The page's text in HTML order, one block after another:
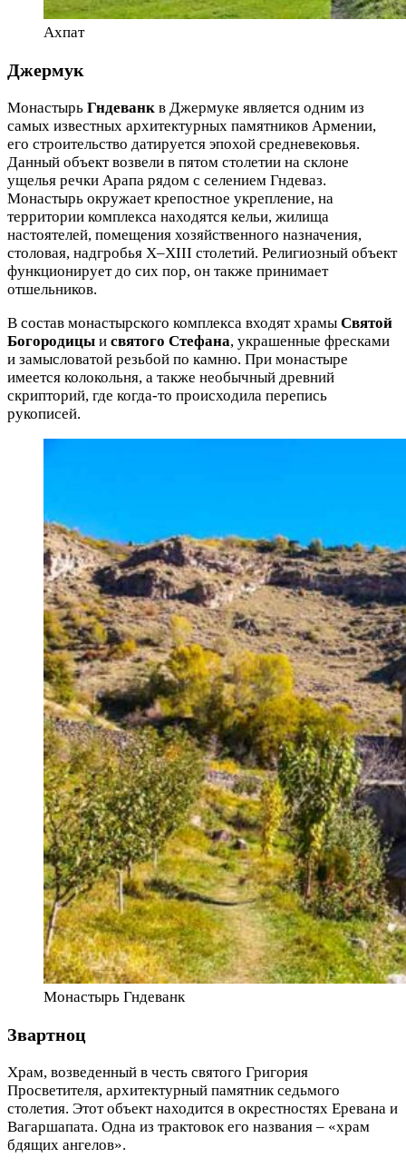
Ахпат
Джермук
Монастырь Гндеванк в Джермуке является одним из
самых известных архитектурных памятников Армении,
его строительство датируется эпохой средневековья.
Данный объект возвели в пятом столетии на склоне
ущелья речки Арапа рядом с селением Гндеваз.
Монастырь окружает крепостное укрепление, на
территории комплекса находятся кельи, жилища
настоятелей, помещения хозяйственного назначения,
столовая, надгробья X–XIII столетий. Религиозный объект
функционирует до сих пор, он также принимает
отшельников.
В состав монастырского комплекса входят храмы Святой
Богородицы и святого Стефана, украшенные фресками
и замысловатой резьбой по камню. При монастыре
имеется колокольня, а также необычный древний
скрипторий, где когда-то происходила перепись
рукописей.
Монастырь Гндеванк
Звартноц
Храм, возведенный в честь святого Григория
Просветителя, архитектурный памятник седьмого
столетия. Этот объект находится в окрестностях Еревана и
Вагаршапата. Одна из трактовок его названия – «храм
бдящих ангелов».